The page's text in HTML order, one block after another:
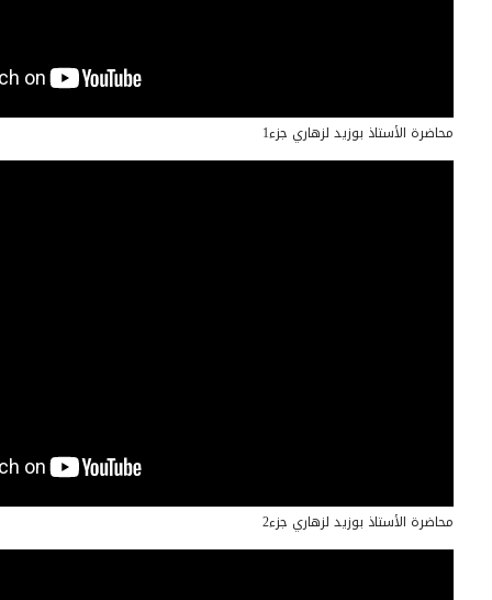
محاضرة الأستاذ بوزيد لزهاري جزء1
محاضرة الأستاذ بوزيد لزهاري جزء2